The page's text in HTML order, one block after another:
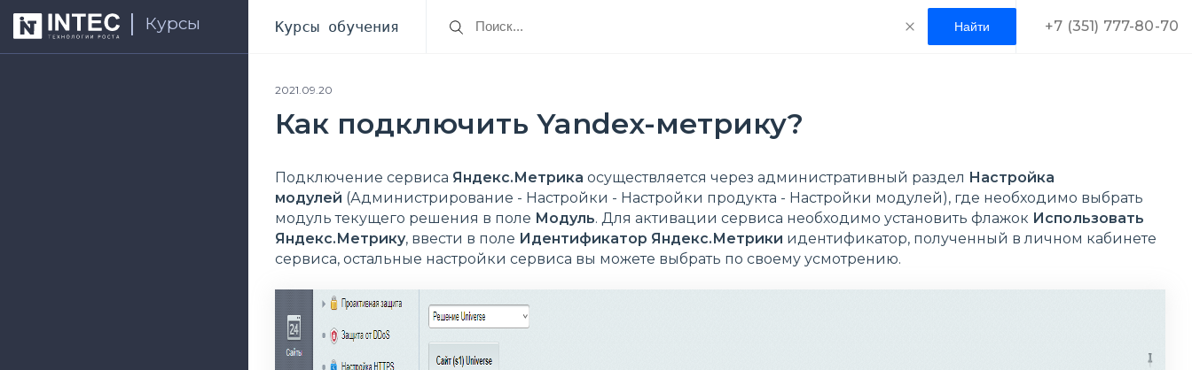
Курсы Курсы обучения +7 (351) 777-80-70
2021.09.20
Как подключить Yandex-метрику?
Подключение сервиса Яндекс.Метрика осуществляется через административный раздел Настройка
модулей (Администрирование - Настройки - Настройки продукта - Настройки модулей), где необходимо выбрать
модуль текущего решения в поле Модуль. Для активации сервиса необходимо установить флажок Использовать
Яндекс.Метрику, ввести в поле Идентификатор Яндекс.Метрики идентификатор, полученный в личном кабинете
сервиса, остальные настройки сервиса вы можете выбрать по своему усмотрению.